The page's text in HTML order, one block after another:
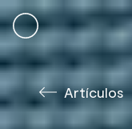
Skip
to
content
Artículos